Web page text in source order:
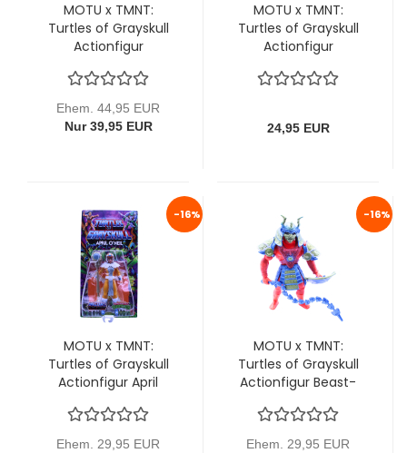
MOTU x TMNT:
Turtles of Grayskull
Actionfigur
von Mattel
Ehem. 44,95 EUR
Nur 39,95 EUR
MOTU x TMNT:
Turtles of Grayskull
Actionfigur
von Mattel (lose)
24,95 EUR
-16%
MOTU x TMNT:
Turtles of Grayskull
Actionfigur April
Mattel
Ehem. 29,95 EUR
-16%
MOTU x TMNT:
Turtles of Grayskull
Actionfigur Beast-
Mattel (lose)
Ehem. 29,95 EUR